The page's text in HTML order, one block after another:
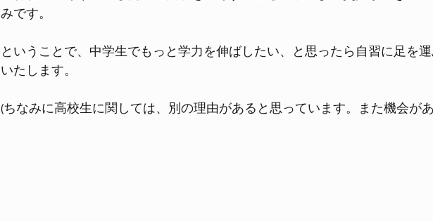
みです。
ということで、中学生でもっと学力を伸ばしたい、と思ったら自習に足を
いたします。
(ちなみに高校生に関しては、別の理由があると思っています。また機会が